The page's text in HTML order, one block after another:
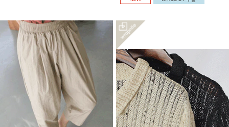
기통팬츠! 허리밴딩과 여유로운 통으로 편안해